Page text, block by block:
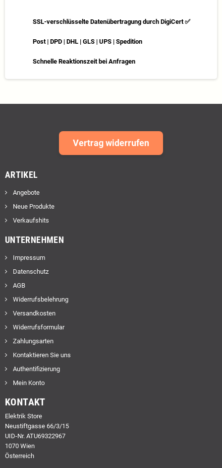
SSL-verschlüsselte Datenübertragung durch DigiCert ✅
Post | DPD | DHL | GLS | UPS | Spedition
Schnelle Reaktionszeit bei Anfragen
Vertrag widerrufen
ARTIKEL
Angebote
Neue Produkte
Verkaufshits
UNTERNEHMEN
Impressum
Datenschutz
AGB
Widerrufsbelehrung
Versandkosten
Widerrufsformular
Zahlungsarten
Kontaktieren Sie uns
Authentifizierung
Mein Konto
KONTAKT
Elektrik Store
Neustiftgasse 66/3/15
UID-Nr. ATU69322967
1070 Wien
Österreich